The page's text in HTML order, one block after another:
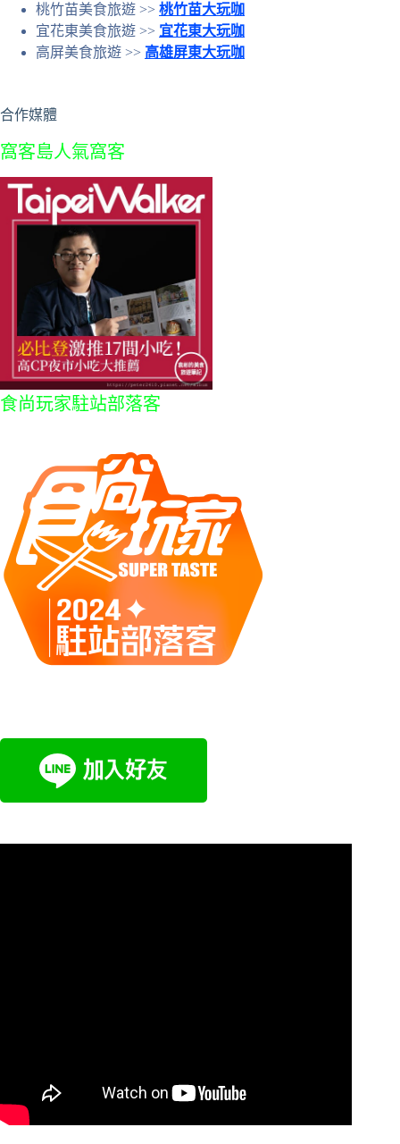
桃竹苗美食旅遊 >> 桃竹苗大玩咖
宜花東美食旅遊 >> 宜花東大玩咖
高屏美食旅遊 >> 高雄屏東大玩咖
合作媒體
窩客島人氣窩客
食尚玩家駐站部落客